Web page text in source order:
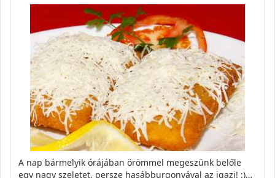
A nap bármelyik órájában örömmel megeszünk belőle
egy nagy szeletet, persze hasábburgonyával az igazi! :)…